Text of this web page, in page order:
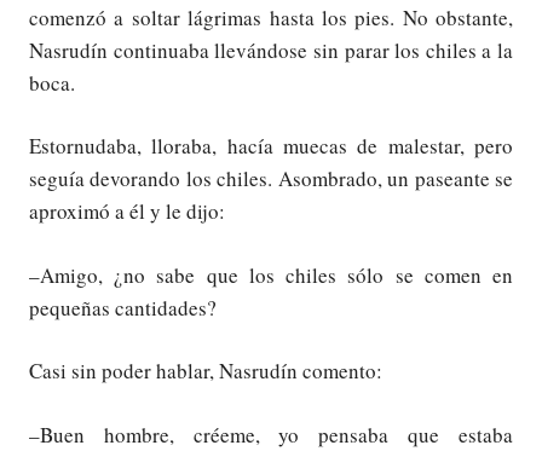
comenzó a soltar lágrimas hasta los pies. No obstante,
Nasrudín continuaba llevándose sin parar los chiles a la
boca.
Estornudaba, lloraba, hacía muecas de malestar, pero
seguía devorando los chiles. Asombrado, un paseante se
aproximó a él y le dijo:
–Amigo, ¿no sabe que los chiles sólo se comen en
pequeñas cantidades?
Casi sin poder hablar, Nasrudín comento:
–Buen hombre, créeme, yo pensaba que estaba